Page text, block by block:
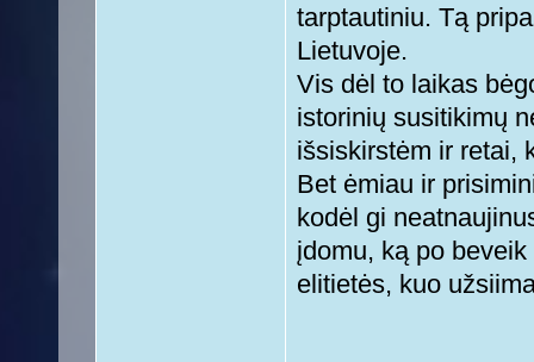
tarptautiniu. Tą
Lietuvoje.
Vis dėl to laikas
istorinių susitikimų
išsiskirstėm ir retai,
Bet ėmiau ir
kodėl gi
įdomu, ką po
elitietės, kuo